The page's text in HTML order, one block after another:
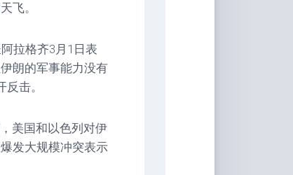
飞。
拉格齐3月1日表
朗的军事能力没有
击。
美国和以色列对伊
发大规模冲突表示